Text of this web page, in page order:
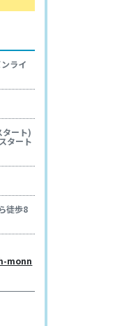
ライ
ート)
タート
徒歩8
monn